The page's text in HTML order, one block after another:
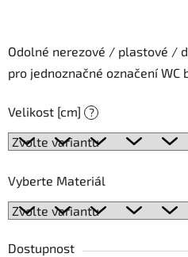
Odolné nerezové / plastové /
pro jednoznačné označení WC
Velikost [cm] ?
Vyberte Materiál
Dostupnost